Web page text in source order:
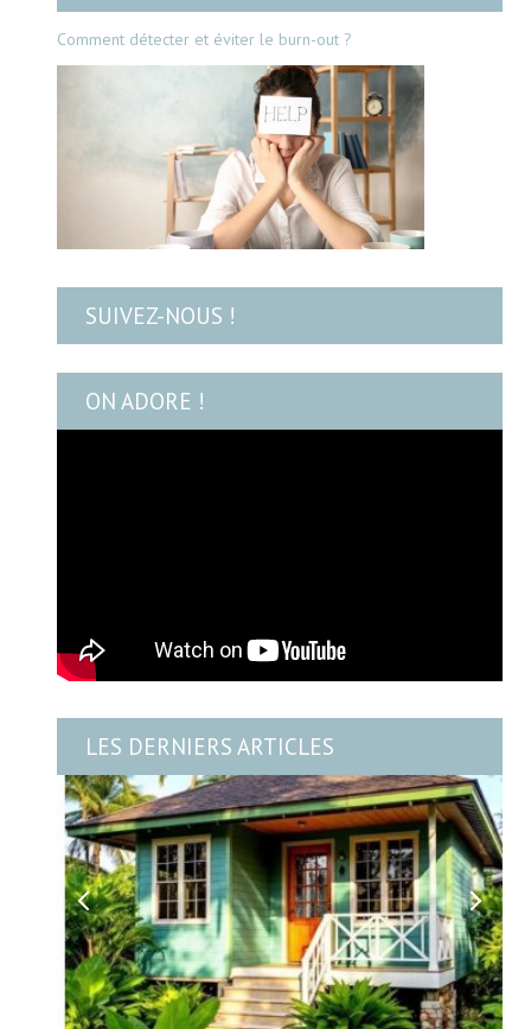
Comment détecter et éviter le burn-out ?
SUIVEZ-NOUS !
ON ADORE !
LES DERNIERS ARTICLES